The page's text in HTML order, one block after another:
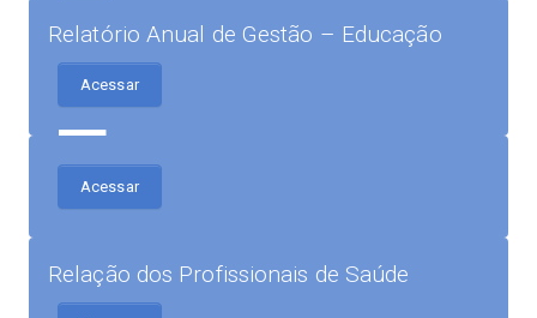
Relatório Anual de Gestão – Educação
Acessar
Acessar
Relação dos Profissionais de Saúde